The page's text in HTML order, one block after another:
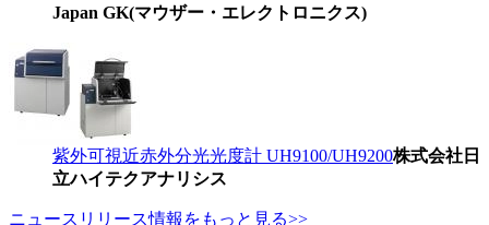
Japan GK(マウザー・エレクトロニクス)
紫外可視近赤外分光光度計 UH9100/UH9200株式会社日
立ハイテクアナリシス
ニュースリリース情報をもっと見る>>